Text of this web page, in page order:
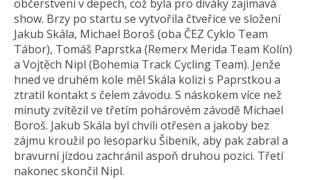
občerstvení v depech, což byla pro diváky zajímavá
show. Brzy po startu se vytvořila čtveřice ve složení
Jakub Skála, Michael Boroš (oba ČEZ Cyklo Team
Tábor), Tomáš Paprstka (Remerx Merida Team Kolín)
a Vojtěch Nipl (Bohemia Track Cycling Team). Jenže
hned ve druhém kole měl Skála kolizi s Paprstkou a
ztratil kontakt s čelem závodu. S náskokem více než
minuty zvítězil ve třetím pohárovém závodě Michael
Boroš. Jakub Skála byl chvíli otřesen a jakoby bez
zájmu kroužil po lesoparku Šibeník, aby pak zabral a
bravurní jízdou zachránil aspoň druhou pozici. Třetí
nakonec skončil Nipl.